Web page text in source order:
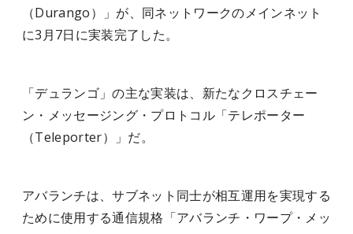
（Durango）」が、同ネットワークのメインネット
に3月7日に実装完了した。
「デュランゴ」の主な実装は、新たなクロスチェー
ン・メッセージング・プロトコル「テレポーター
（Teleporter）」だ。
アバランチは、サブネット同士が相互運用を実現する
ために使用する通信規格「アバランチ・ワープ・メッ